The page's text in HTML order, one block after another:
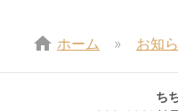
home ホーム お知
ち